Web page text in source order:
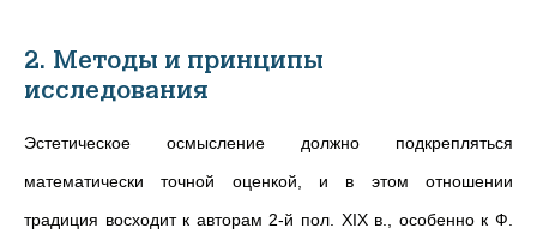
2. Методы и принципы
исследования
Эстетическое осмысление должно подкрепляться
математически точной оценкой, и в этом отношении
традиция восходит к авторам 2-й пол. XIX в., особенно к Ф.